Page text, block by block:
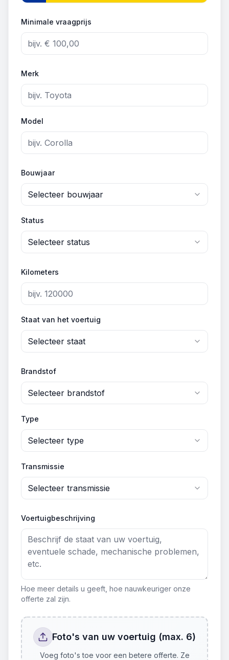
Minimale vraagprijs
Merk
Model
Bouwjaar
Selecteer bouwjaar
Status
Selecteer status
Kilometers
Staat van het voertuig
Selecteer staat
Brandstof
Selecteer brandstof
Type
Selecteer type
Transmissie
Selecteer transmissie
Voertuigbeschrijving
Hoe meer details u geeft, hoe nauwkeuriger onze
offerte zal zijn.
Foto's van uw voertuig (max. 6)
Voeg foto's toe voor een betere offerte. Ze